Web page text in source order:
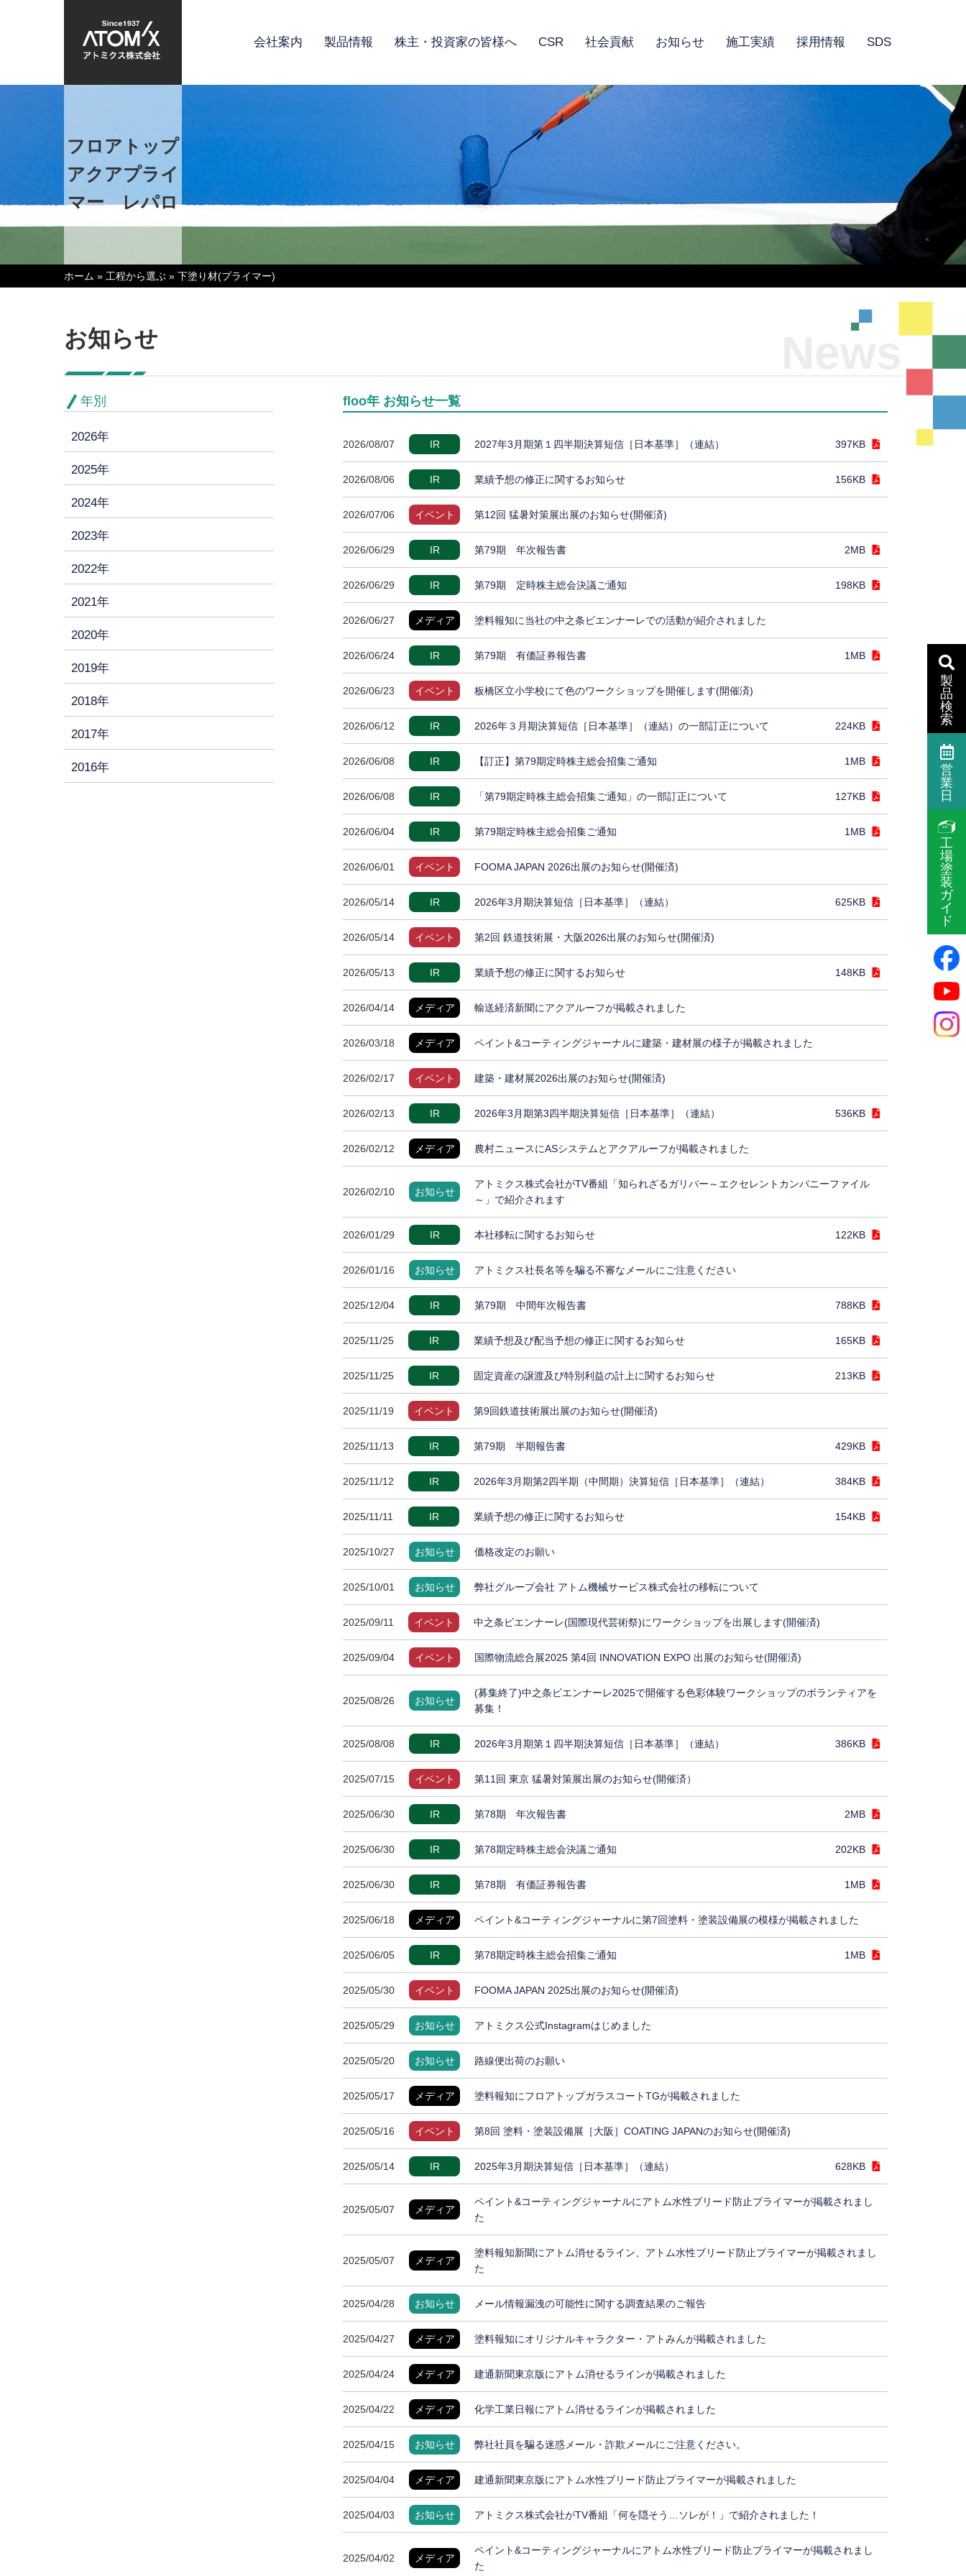
会社案内 製品情報 株主・投資家の皆様へ CSR 社会貢献 お知らせ 施工実績 採用情報 SDS
フロアトップ
アクアプライ
マー レパロ
ホーム » 工程から選ぶ » 下塗り材(プライマー)
お知らせ News
年別
2026年
2025年
2024年
2023年
2022年
2021年
2020年
2019年
2018年
2017年
2016年
floo年 お知らせ一覧
2026/08/07 IR 2027年3月期第１四半期決算短信［日本基準］（連結） 397KB
2026/08/06 IR 業績予想の修正に関するお知らせ 156KB
2026/07/06 イベント 第12回 猛暑対策展出展のお知らせ(開催済)
2026/06/29 IR 第79期 年次報告書 2MB
2026/06/29 IR 第79期 定時株主総会決議ご通知 198KB
2026/06/27 メディア 塗料報知に当社の中之条ビエンナーレでの活動が紹介されました
2026/06/24 IR 第79期 有価証券報告書 1MB
2026/06/23 イベント 板橋区立小学校にて色のワークショップを開催します(開催済)
2026/06/12 IR 2026年３月期決算短信［日本基準］（連結）の一部訂正について 224KB
2026/06/08 IR 【訂正】第79期定時株主総会招集ご通知 1MB
2026/06/08 IR 「第79期定時株主総会招集ご通知」の一部訂正について 127KB
2026/06/04 IR 第79期定時株主総会招集ご通知 1MB
2026/06/01 イベント FOOMA JAPAN 2026出展のお知らせ(開催済)
2026/05/14 IR 2026年3月期決算短信［日本基準］（連結） 625KB
2026/05/14 イベント 第2回 鉄道技術展・大阪2026出展のお知らせ(開催済)
2026/05/13 IR 業績予想の修正に関するお知らせ 148KB
2026/04/14 メディア 輸送経済新聞にアクアルーフが掲載されました
2026/03/18 メディア ペイント&コーティングジャーナルに建築・建材展の様子が掲載されました
2026/02/17 イベント 建築・建材展2026出展のお知らせ(開催済)
2026/02/13 IR 2026年3月期第3四半期決算短信［日本基準］（連結） 536KB
2026/02/12 メディア 農村ニュースにASシステムとアクアルーフが掲載されました
2026/02/10 お知らせ
アトミクス株式会社がTV番組「知られざるガリバー～エクセレントカンパニーファイル
～」で紹介されます
2026/01/29 IR 本社移転に関するお知らせ 122KB
2026/01/16 お知らせ アトミクス社長名等を騙る不審なメールにご注意ください
2025/12/04 IR 第79期 中間年次報告書 788KB
2025/11/25 IR 業績予想及び配当予想の修正に関するお知らせ 165KB
2025/11/25 IR 固定資産の譲渡及び特別利益の計上に関するお知らせ 213KB
2025/11/19 イベント 第9回鉄道技術展出展のお知らせ(開催済)
2025/11/13 IR 第79期 半期報告書 429KB
2025/11/12 IR 2026年3月期第2四半期（中間期）決算短信［日本基準］（連結） 384KB
2025/11/11 IR 業績予想の修正に関するお知らせ 154KB
2025/10/27 お知らせ 価格改定のお願い
2025/10/01 お知らせ 弊社グループ会社 アトム機械サービス株式会社の移転について
2025/09/11 イベント 中之条ビエンナーレ(国際現代芸術祭)にワークショップを出展します(開催済)
2025/09/04 イベント 国際物流総合展2025 第4回 INNOVATION EXPO 出展のお知らせ(開催済)
2025/08/26 お知らせ
(募集終了)中之条ビエンナーレ2025で開催する色彩体験ワークショップのボランティアを
募集！
2025/08/08 IR 2026年3月期第１四半期決算短信［日本基準］（連結） 386KB
2025/07/15 イベント 第11回 東京 猛暑対策展出展のお知らせ(開催済）
2025/06/30 IR 第78期 年次報告書 2MB
2025/06/30 IR 第78期定時株主総会決議ご通知 202KB
2025/06/30 IR 第78期 有価証券報告書 1MB
2025/06/18 メディア ペイント&コーティングジャーナルに第7回塗料・塗装設備展の模様が掲載されました
2025/06/05 IR 第78期定時株主総会招集ご通知 1MB
2025/05/30 イベント FOOMA JAPAN 2025出展のお知らせ(開催済)
2025/05/29 お知らせ アトミクス公式Instagramはじめました
2025/05/20 お知らせ 路線便出荷のお願い
2025/05/17 メディア 塗料報知にフロアトップガラスコートTGが掲載されました
2025/05/16 イベント 第8回 塗料・塗装設備展［大阪］COATING JAPANのお知らせ(開催済)
2025/05/14 IR 2025年3月期決算短信［日本基準］（連結） 628KB
2025/05/07 メディア
ペイント&コーティングジャーナルにアトム水性ブリード防止プライマーが掲載されまし
た
2025/05/07 メディア
塗料報知新聞にアトム消せるライン、アトム水性ブリード防止プライマーが掲載されまし
た
2025/04/28 お知らせ メール情報漏洩の可能性に関する調査結果のご報告
2025/04/27 メディア 塗料報知にオリジナルキャラクター・アトみんが掲載されました
2025/04/24 メディア 建通新聞東京版にアトム消せるラインが掲載されました
2025/04/22 メディア 化学工業日報にアトム消せるラインが掲載されました
2025/04/15 お知らせ 弊社社員を騙る迷惑メール・詐欺メールにご注意ください。
2025/04/04 メディア 建通新聞東京版にアトム水性ブリード防止プライマーが掲載されました
2025/04/03 お知らせ アトミクス株式会社がTV番組「何を隠そう…ソレが！」で紹介されました！
2025/04/02 メディア
ペイント&コーティングジャーナルにアトム水性ブリード防止プライマーが掲載されまし
た
製
品
検
索
営
業
日
工
場
塗
装
ガ
イ
ド